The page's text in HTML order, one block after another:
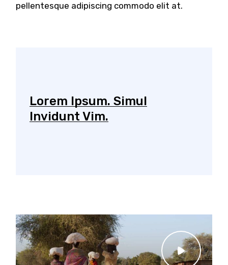
pellentesque adipiscing commodo elit at.
Lorem Ipsum. Simul
Invidunt Vim.